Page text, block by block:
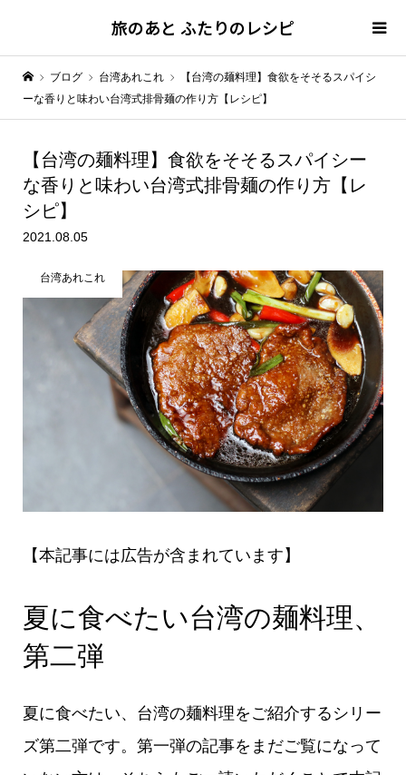
旅のあと ふたりのレシピ
ブログ 台湾あれこれ
【台湾の麺料理】食欲をそそるスパイシ
ーな香りと味わい台湾式排骨麺の作り方【レシピ】
【台湾の麺料理】食欲をそそるスパイシー
な香りと味わい台湾式排骨麺の作り方【レ
シピ】
2021.08.05
台湾あれこれ
【本記事には広告が含まれています】
夏に食べたい台湾の麺料理、
第二弾
夏に食べたい、台湾の麺料理をご紹介するシリー
ズ第二弾です。第一弾の記事をまだご覧になって